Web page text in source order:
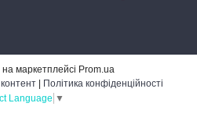
маркетплейсі Prom.ua
Політика конфіденційності
Language ▼